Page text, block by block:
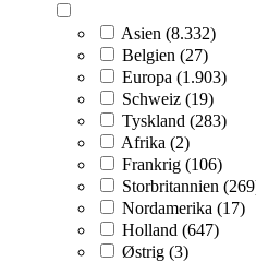
Asien (8.332)
Belgien (27)
Europa (1.903)
Schweiz (19)
Tyskland (283)
Afrika (2)
Frankrig (106)
Storbritannien
Nordamerika (17)
Holland (647)
Østrig (3)